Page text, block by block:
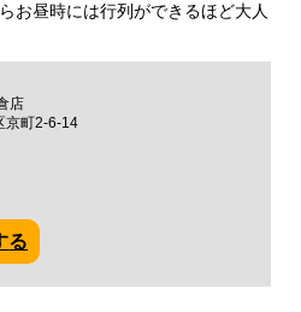
お昼時には行列ができるほど大人
店
京町2-6-14
る